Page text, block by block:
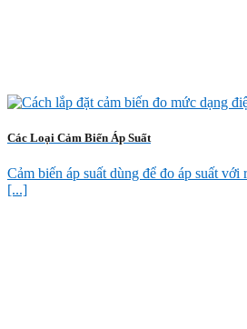
Các Loại Cảm Biến Áp Suất
Cảm biến áp suất dùng để đo áp suất với
[...]